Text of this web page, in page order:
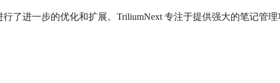
了进一步的优化和扩展。TriliumNext 专注于提供强大的笔记管